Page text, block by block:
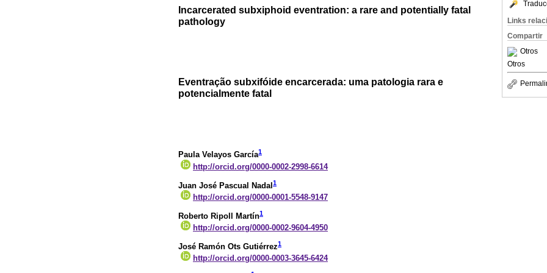
Links
Compartir
Otros
Otros
Incarcerated subxiphoid eventration: a rare and potentially fatal
pathology
Eventração subxifóide encarcerada: uma patologia rara e
potencialmente fatal
Paula Velayos García1
http://orcid.org/0000-0002-2998-6614
Juan José Pascual Nadal 1
http://orcid.org/0000-0001-5548-9147
Roberto Ripoll Martín1
http://orcid.org/0000-0002-9604-4950
José Ramón Ots Gutiérrez1
http://orcid.org/0000-0003-3645-6424